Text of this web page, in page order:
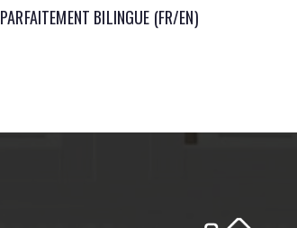
PARFAITEMENT BILINGUE (FR/EN)